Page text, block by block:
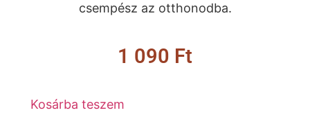
csempész az otthonodba.
1 090 Ft
Kosárba teszem